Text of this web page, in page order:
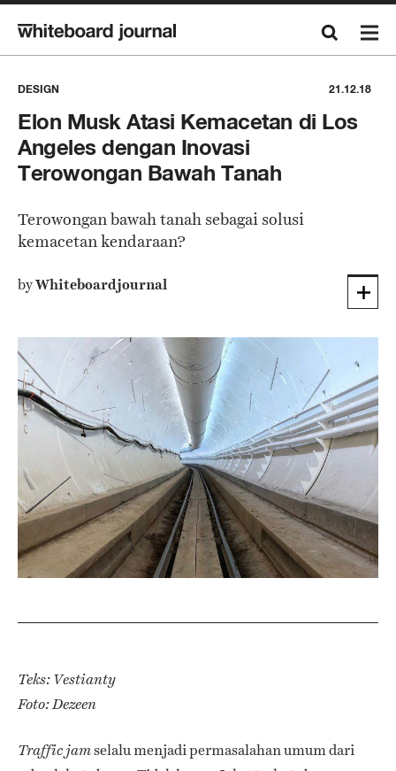
DESIGN 21.12.18
Elon Musk Atasi Kemacetan di Los
Angeles dengan Inovasi
Terowongan Bawah Tanah
Terowongan bawah tanah sebagai solusi
kemacetan kendaraan?
byWhiteboardjournal
Teks: Vestianty
Foto: Dezeen
Traffic jamselalu menjadi permasalahan umum dari